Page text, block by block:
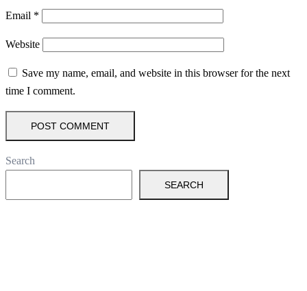
Email *
Website
Save my name, email, and website in this browser for the next
time I comment.
Search
SEARCH